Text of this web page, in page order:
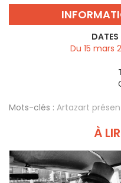
DATES
Du 15 mars
Mots-clés : Artazart
À